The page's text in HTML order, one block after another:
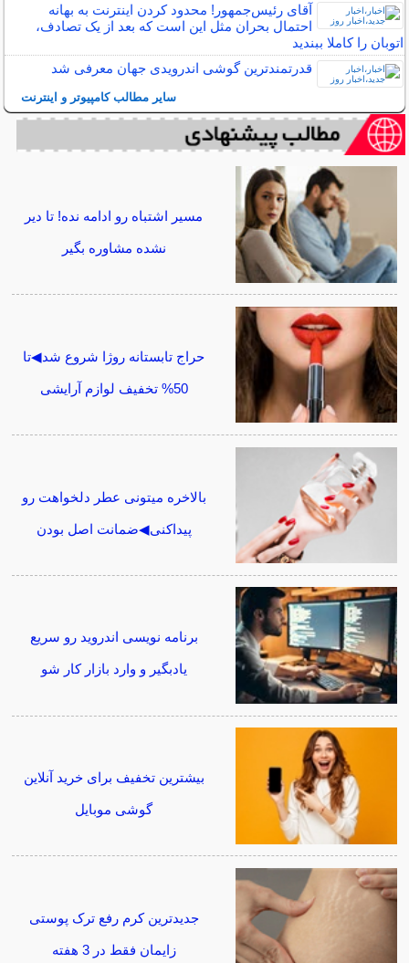
آقای رئیس‌جمهور! محدود کردن اینترنت به بهانه
احتمال بحران مثل این است که بعد از یک تصادف،
اتوبان را کاملا ببندید
قدرتمندترین گوشی اندرویدی جهان معرفی شد
سایر مطالب کامپیوتر و اینترنت
مسیر اشتباه رو ادامه نده! تا دیر
نشده مشاوره بگیر
حراج تابستانه روژا شروع شد◀تا
50% تخفیف لوازم آرایشی
بالاخره میتونی عطر دلخواهت رو
پیداکنی◀ضمانت اصل بودن
برنامه نویسی اندروید رو سریع
یادبگیر و وارد بازار کار شو
بیشترین تخفیف برای خرید آنلاین
گوشی موبایل
جدیدترین کرم رفع ترک پوستی
زایمان فقط در 3 هفته